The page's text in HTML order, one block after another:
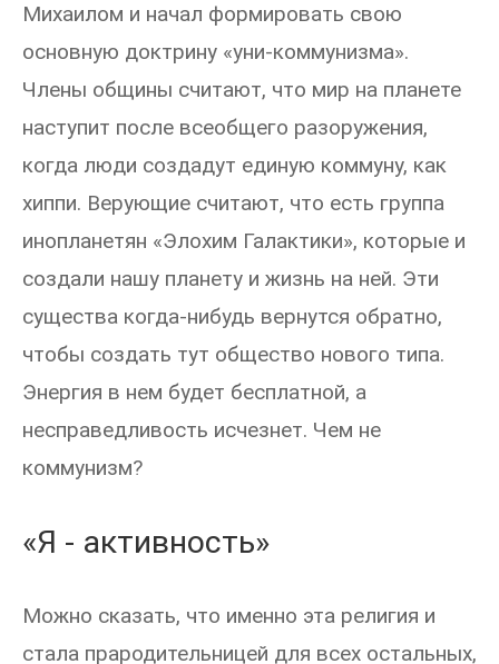
Михаилом и начал формировать свою
основную доктрину «уни-коммунизма».
Члены общины считают, что мир на планете
наступит после всеобщего разоружения,
когда люди создадут единую коммуну, как
хиппи. Верующие считают, что есть группа
инопланетян «Элохим Галактики», которые и
создали нашу планету и жизнь на ней. Эти
существа когда-нибудь вернутся обратно,
чтобы создать тут общество нового типа.
Энергия в нем будет бесплатной, а
несправедливость исчезнет. Чем не
коммунизм?
«Я - активность»
Можно сказать, что именно эта религия и
стала прародительницей для всех остальных,